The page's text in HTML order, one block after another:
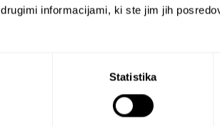
informacijami, ki ste jim jih
Statistika